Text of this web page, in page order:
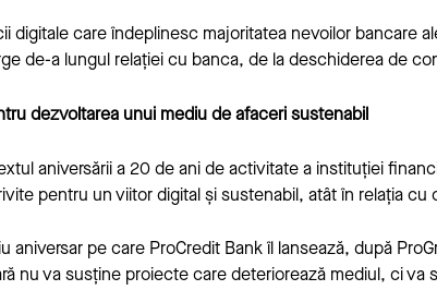
digitale care îndeplinesc majoritatea nevoilor bancare
de-a lungul relației cu banca, de la deschiderea de
dezvoltarea unui mediu de afaceri sustenabil
aniversării a 20 de ani de activitate a instituției
pentru un viitor digital și sustenabil, atât în relația
aniversar pe care ProCredit Bank îl lansează, după
nu va susține proiecte care deteriorează mediul, ci